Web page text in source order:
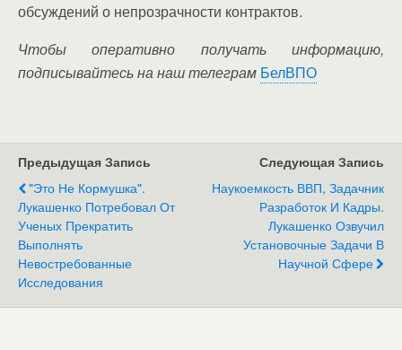
обсуждений о непрозрачности контрактов.
Чтобы оперативно получать информацию,
подписывайтесь на наш телеграм БелВПО
Предыдущая Запись
"Это Не Кормушка".
Лукашенко Потребовал От
Ученых Прекратить
Выполнять
Невостребованные
Исследования
Следующая Запись
Наукоемкость ВВП, Задачник
Разработок И Кадры.
Лукашенко Озвучил
Установочные Задачи В
Научной Сфере